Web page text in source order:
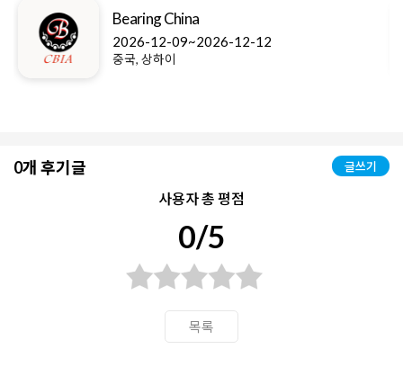
Bearing China
2026-12-09~2026-12-12
중국, 상하이
0개 후기글 글쓰기
사용자 총 평점
0/5
목록